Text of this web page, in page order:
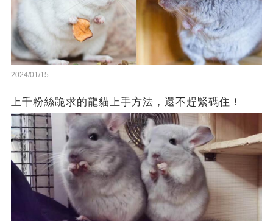
2024/01/15
上千粉絲跪求的龍貓上手方法，還不趕緊碼住！